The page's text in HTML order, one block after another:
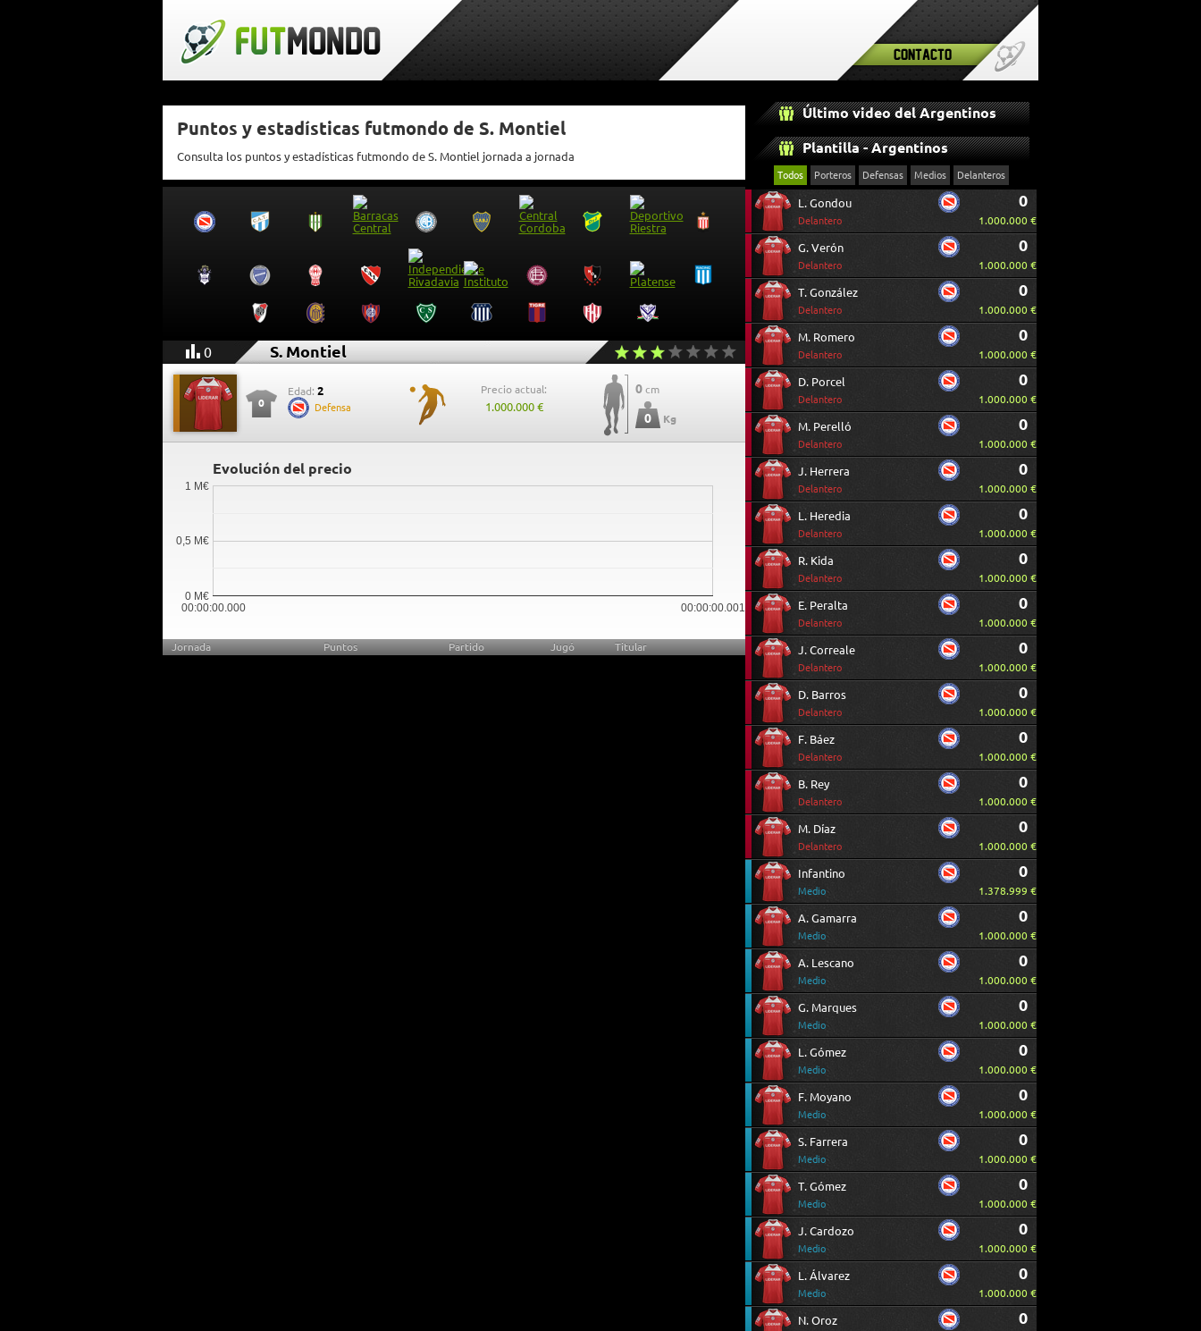
Contacto
Puntos y estadísticas futmondo de S. Montiel
Consulta los puntos y estadísticas futmondo de S. Montiel jornada a jornada
0 S. Montiel
0
Edad: 2
Defensa
Precio actual:
1.000.000 €
0 cm
0 Kg
Evolución del precio
00:00:00.000 00:00:00.001
0 M€
0,5 M€
1 M€
Jornada Puntos Partido Jugó Titular
Último video del Argentinos
Plantilla - Argentinos
Todos Porteros Defensas Medios Delanteros
L. Gondou
Delantero
0
1.000.000 €
G. Verón
Delantero
0
1.000.000 €
T. González
Delantero
0
1.000.000 €
M. Romero
Delantero
0
1.000.000 €
D. Porcel
Delantero
0
1.000.000 €
M. Perelló
Delantero
0
1.000.000 €
J. Herrera
Delantero
0
1.000.000 €
L. Heredia
Delantero
0
1.000.000 €
R. Kida
Delantero
0
1.000.000 €
E. Peralta
Delantero
0
1.000.000 €
J. Correale
Delantero
0
1.000.000 €
D. Barros
Delantero
0
1.000.000 €
F. Báez
Delantero
0
1.000.000 €
B. Rey
Delantero
0
1.000.000 €
M. Díaz
Delantero
0
1.000.000 €
Infantino
Medio
0
1.378.999 €
A. Gamarra
Medio
0
1.000.000 €
A. Lescano
Medio
0
1.000.000 €
G. Marques
Medio
0
1.000.000 €
L. Gómez
Medio
0
1.000.000 €
F. Moyano
Medio
0
1.000.000 €
S. Farrera
Medio
0
1.000.000 €
T. Gómez
Medio
0
1.000.000 €
J. Cardozo
Medio
0
1.000.000 €
L. Álvarez
Medio
0
1.000.000 €
N. Oroz 0